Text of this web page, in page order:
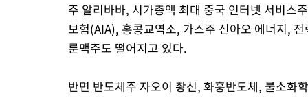
주 알리바바, 시가총액 최대 중국 인터넷 서비스
보험(AIA), 홍콩교역소, 가스주 신아오 에너지,
룬맥주도 떨어지고 있다.
반면 반도체주 자오이 촹신, 화훙반도체, 불소화